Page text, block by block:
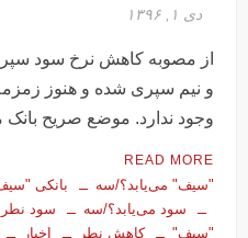
اولین جلسه امنیتی ایران و
جاسوسی اسرائیل از مقامات
این سه نفر بد اخلاق‌ترین ایرانی‌های ۲۴ ساعت اخیر
آیت‌الله دژکام: قرآن و عترت
دی ۱, ۱۳۹۶
از مصوبه کاهش نرخ سود
و نیم سپری شده و هنوز
وجود ندارد. موضع صریح
READ MORE
"سیف" می‌یابد؟/سه بانکی
سود می‌یابد؟/سه
سود نطر
"سیف"
کاهش نطر اخبار